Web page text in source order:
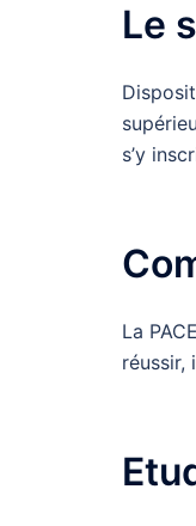
Le
s’y
La
réussir,